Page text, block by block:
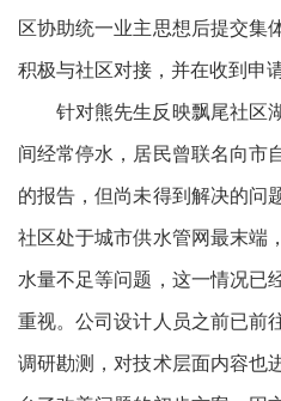
区协助统一业主思想后提交集
积极与社区对接，并在收到申
针对熊先生反映飘尾社区
间经常停水，居民曾联名向市
的报告，但尚未得到解决的问
社区处于城市供水管网最末端
水量不足等问题，这一情况已
重视。公司设计人员之前已前
调研勘测，对技术层面内容也